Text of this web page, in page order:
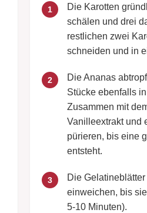
1
Die Karotten
schälen und drei
restlichen zwei
schneiden und in
2
Die Ananas
Stücke ebenfalls
Zusammen mit
Vanilleextrakt und
pürieren, bis eine
entsteht.
3
Die
einweichen, bis
5-10 Minuten).